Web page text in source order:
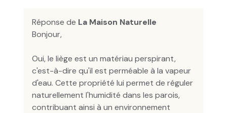
Réponse de La Maison Naturelle
Bonjour,
Oui, le liège est un matériau perspirant,
c'est-à-dire qu'il est perméable à la vapeur
d'eau. Cette propriété lui permet de réguler
naturellement l'humidité dans les parois,
contribuant ainsi à un environnement